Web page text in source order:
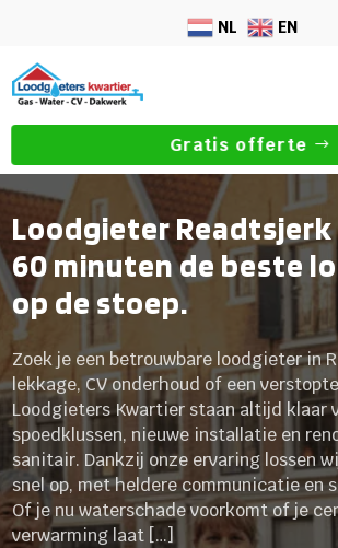
NL EN
Gratis offerte
Loodgieter Readtsjerk
60 minuten de beste
op de stoep.
Zoek je een betrouwbare loodgieter in
lekkage, CV onderhoud of een
Loodgieters Kwartier staan altijd klaar
spoedklussen, nieuwe installatie en
sanitair. Dankzij onze ervaring lossen
snel op, met heldere communicatie en
Of je nu waterschade voorkomt of je
verwarming laat […]